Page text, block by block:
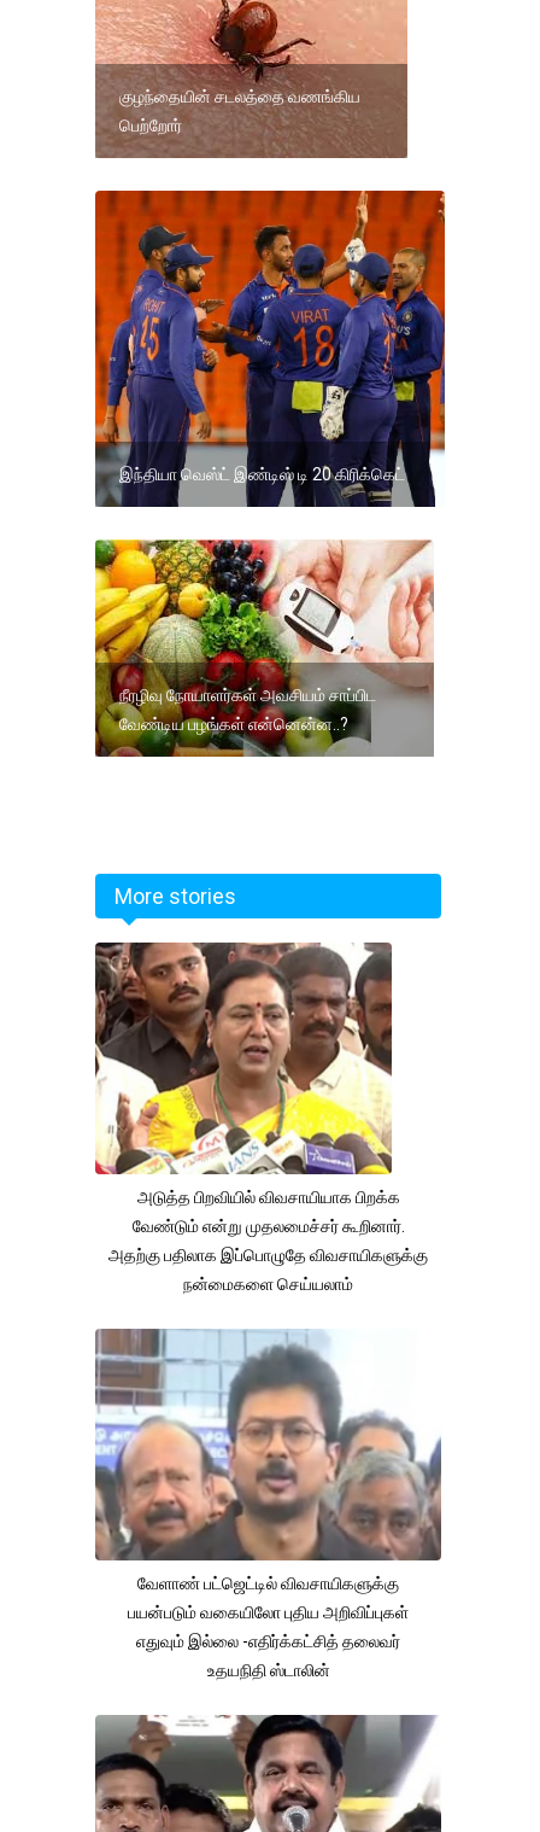
குழந்தையின் சடலத்தை வணங்கிய
பெற்றோர்
இந்தியா வெஸ்ட் இண்டிஸ் டி 20 கிரிக்கெட்
நீரழிவு நோயாளர்கள் அவசியம் சாப்பிட
வேண்டிய பழங்கள் என்னென்ன..?
More stories
அடுத்த பிறவியில் விவசாயியாக பிறக்க
வேண்டும் என்று முதலமைச்சர் கூறினார்.
அதற்கு பதிலாக இப்பொழுதே விவசாயிகளுக்கு
நன்மைகளை செய்யலாம்
வேளாண் பட்ஜெட்டில் விவசாயிகளுக்கு
பயன்படும் வகையிலோ புதிய அறிவிப்புகள்
எதுவும் இல்லை -எதிர்க்கட்சித் தலைவர்
உதயநிதி ஸ்டாலின்